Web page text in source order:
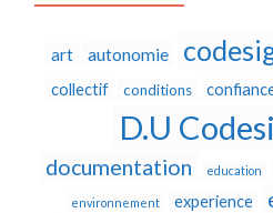
art autonomie
collectif conditions
D.U
documentation education
environnement experience